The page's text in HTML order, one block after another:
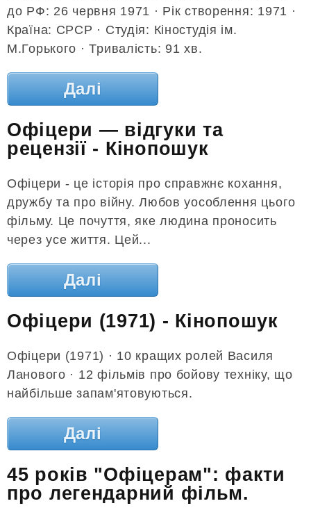
до РФ: 26 червня 1971 · Рік створення: 1971 ·
Країна: СРСР · Студія: Кіностудія ім.
М.Горького · Тривалість: 91 хв.
Далі
Офіцери — відгуки та
рецензії - Кінопошук
Офіцери - це історія про справжнє кохання,
дружбу та про війну. Любов уособлення цього
фільму. Це почуття, яке людина проносить
через усе життя. Цей...
Далі
Офіцери (1971) - Кінопошук
Офіцери (1971) · 10 кращих ролей Василя
Ланового · 12 фільмів про бойову техніку, що
найбільше запам'ятовуються.
Далі
45 років "Офіцерам": факти
про легендарний фільм.